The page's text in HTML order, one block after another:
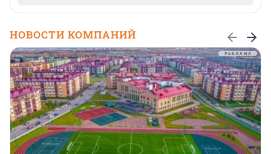
НОВОСТИ КОМПАНИЙ